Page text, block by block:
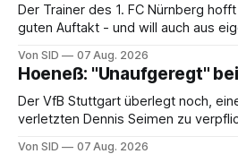
Der Trainer des 1. FC Nürnberg
guten Auftakt - und will auch aus
Von SID 07 Aug. 2026
Hoeneß: "Unaufgeregt"
Der VfB Stuttgart überlegt noch,
verletzten Dennis Seimen zu
Von SID 07 Aug. 2026